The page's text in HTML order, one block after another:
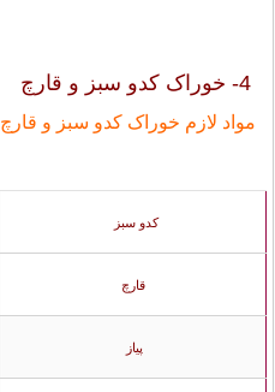
4- خوراک کدو سبز و قارچ
مواد لازم خوراک کدو سبز و قارچ
کدو سبز
قارچ
پیاز